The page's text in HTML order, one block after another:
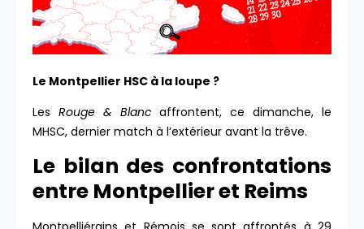
Le Montpellier HSC à la loupe ?
Les Rouge & Blanc affrontent, ce dimanche, le
MHSC, dernier match à l’extérieur avant la trêve.
Le bilan des confrontations
entre Montpellier et Reims